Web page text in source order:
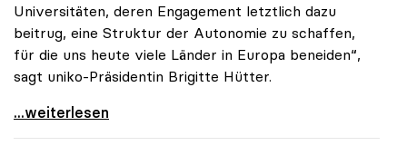
Universitäten, deren Engagement letztlich dazu
beitrug, eine Struktur der Autonomie zu schaffen,
für die uns heute viele Länder in Europa beneiden“,
sagt uniko-Präsidentin Brigitte Hütter.
uniko trauert um ehemaligen Präsidenten Peter
...weiterlesen